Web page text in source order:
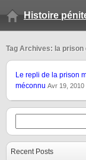
Histoire
Tag Archives: la prison
Le repli de la prison
méconnu Avr 19, 2010
Recent Posts